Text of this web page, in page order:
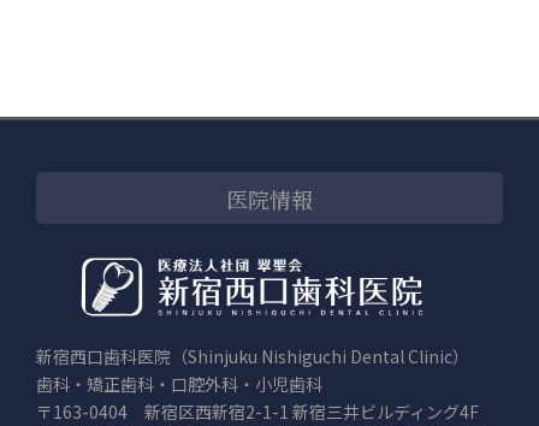
医院情報
新宿西口歯科医院（Shinjuku Nishiguchi Dental Clinic）
歯科・矯正歯科・口腔外科・小児歯科
〒163-0404 新宿区西新宿2-1-1 新宿三井ビルディング4F